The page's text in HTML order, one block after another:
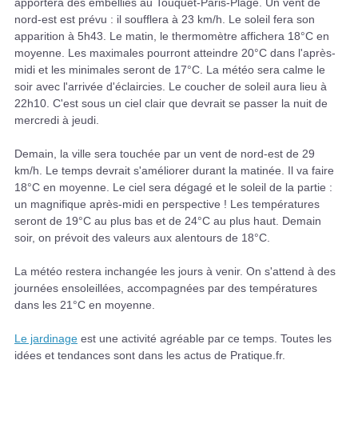
nord-est est prévu : il soufflera à 23 km/h. Le soleil fera son
apparition à 5h43. Le matin, le thermomètre affichera 18°C en
moyenne. Les maximales pourront atteindre 20°C dans l'après-
midi et les minimales seront de 17°C. La météo sera calme le
soir avec l'arrivée d'éclaircies. Le coucher de soleil aura lieu à
22h10. C'est sous un ciel clair que devrait se passer la nuit de
mercredi à jeudi.
Demain, la ville sera touchée par un vent de nord-est de 29
km/h. Le temps devrait s'améliorer durant la matinée. Il va faire
18°C en moyenne. Le ciel sera dégagé et le soleil de la partie :
un magnifique après-midi en perspective ! Les températures
seront de 19°C au plus bas et de 24°C au plus haut. Demain
soir, on prévoit des valeurs aux alentours de 18°C.
La météo restera inchangée les jours à venir. On s'attend à des
journées ensoleillées, accompagnées par des températures
dans les 21°C en moyenne.
Le jardinage est une activité agréable par ce temps. Toutes les
idées et tendances sont dans les actus de Pratique.fr.